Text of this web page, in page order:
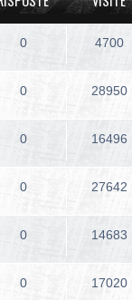
0 4700
0 28950
0 16496
0 27642
0 14683
0 17020